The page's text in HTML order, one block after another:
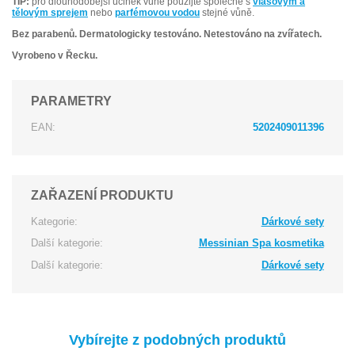
tělovým sprejem nebo parfémovou vodou stejné vůně.
Bez parabenů. Dermatologicky testováno. Netestováno na zvířatech.
Vyrobeno v Řecku.
PARAMETRY
EAN: 5202409011396
ZAŘAZENÍ PRODUKTU
Kategorie:
Dárkové sety
Další kategorie:
Messinian Spa kosmetika
Další kategorie:
Dárkové sety
Vybírejte z podobných produktů